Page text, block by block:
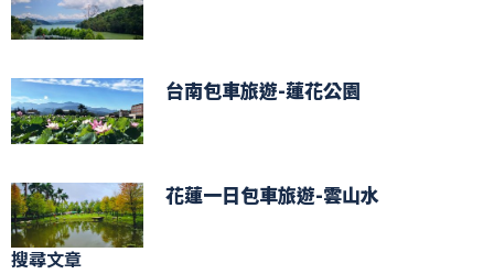
台南包車旅遊-蓮花公園
花蓮一日包車旅遊-雲山水
搜尋文章